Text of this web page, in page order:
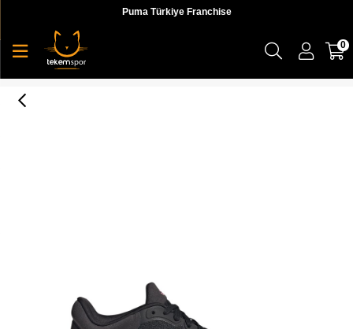
Puma Türkiye Franchise
0